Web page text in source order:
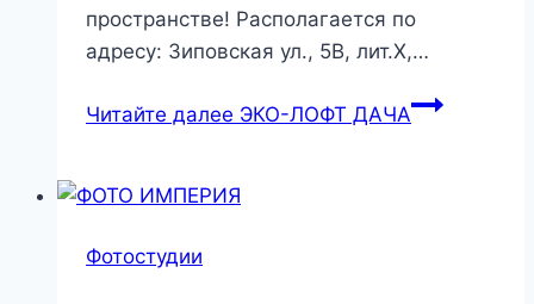
пространстве! Располагается по
адресу: Зиповская ул., 5В, лит.Х,…
Читайте далее ЭКО-ЛОФТ ДАЧА
Фотостудии